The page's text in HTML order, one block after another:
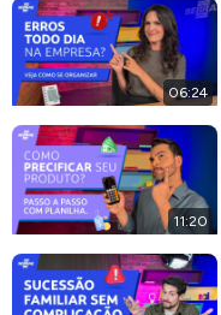
06:24
11:20